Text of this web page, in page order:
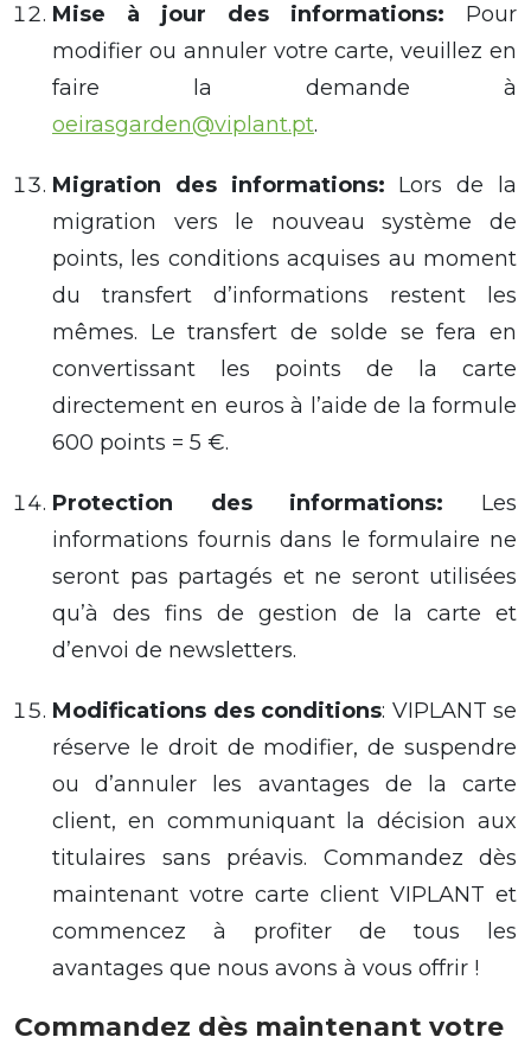
Mise à jour des informations: Pour
modifier ou annuler votre carte, veuillez en
faire la demande à
oeirasgarden@viplant.pt.
Migration des informations: Lors de la
migration vers le nouveau système de
points, les conditions acquises au moment
du transfert d’informations restent les
mêmes. Le transfert de solde se fera en
convertissant les points de la carte
directement en euros à l’aide de la formule
600 points = 5 €.
Protection des informations: Les
informations fournis dans le formulaire ne
seront pas partagés et ne seront utilisées
qu’à des fins de gestion de la carte et
d’envoi de newsletters.
Modifications des conditions: VIPLANT se
réserve le droit de modifier, de suspendre
ou d’annuler les avantages de la carte
client, en communiquant la décision aux
titulaires sans préavis.
Commandez dès
maintenant votre carte client VIPLANT et
commencez à profiter de tous les
avantages que nous avons à vous offrir !
Commandez dès maintenant votre